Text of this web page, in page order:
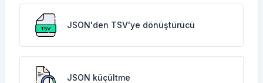
JSON'den TSV'ye dönüştürücü
JSON küçültme